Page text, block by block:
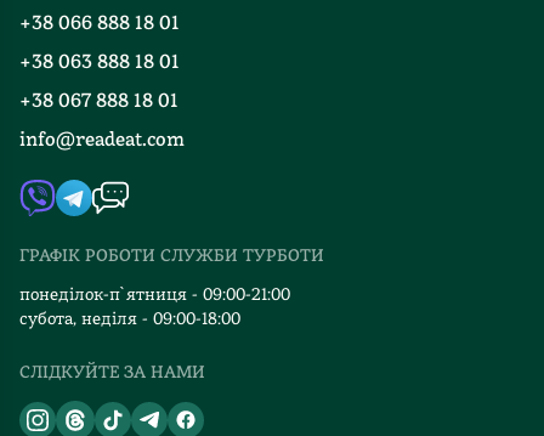
Блог
Події
Книгарні
Контакти
Автори
Видавництва
Відгуки та оцінка RDT
+38 066 888 18 01
+38 063 888 18 01
+38 067 888 18 01
info@readeat.com
ГРАФІК РОБОТИ СЛУЖБИ ТУРБОТИ
понеділок-п`ятниця - 09:00-21:00
субота, неділя - 09:00-18:00
СЛІДКУЙТЕ ЗА НАМИ